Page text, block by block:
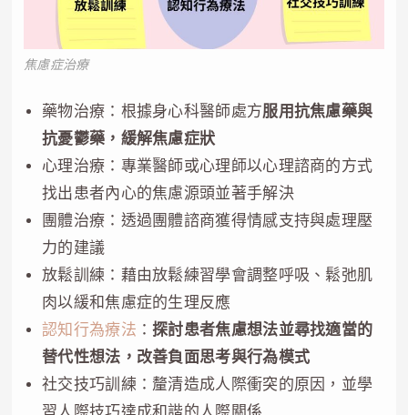
焦慮症治療
藥物治療：根據身心科醫師處方服用抗焦慮藥與
抗憂鬱藥，緩解焦慮症狀
心理治療：專業醫師或心理師以心理諮商的方式
找出患者內心的焦慮源頭並著手解決
團體治療：透過團體諮商獲得情感支持與處理壓
力的建議
放鬆訓練：藉由放鬆練習學會調整呼吸、鬆弛肌
肉以緩和焦慮症的生理反應
認知行為療法 ：探討患者焦慮想法並尋找適當的
替代性想法，改善負面思考與行為模式
社交技巧訓練：釐清造成人際衝突的原因，並學